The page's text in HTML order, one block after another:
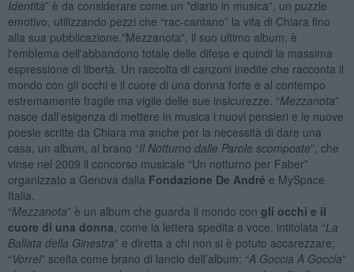
Identità” è da considerare come un "diario in musica”, un puzzle
emotivo, utilizzando pezzi che “rac-cantano” la vita di Chiara fino
alla sua pubblicazione."Mezzanota", il suo ultimo album, è
l'emblema dell'abbandono totale delle difese e quindi la massima
espressione di libertà. Un raccolta di canzoni inedite che racconta il
mondo con gli occhi e il cuore di una donna forte e al contempo
estremamente fragile ma vigile delle sue insicurezze. “Mezzanota”
nasce dall’esigenza di mettere in musica i nuovi pensieri e le nuove
poesie scritte da Chiara ma anche per la necessità di dare una
casa, un album, al brano “Il Notturno dalle Parole scomposte”, che
vinse nel 2009 il concorso musicale “Un notturno per Faber”
organizzato a Genova dalla Fondazione De André e MySpace
Italia.
“Mezzanota” è un album che guarda il mondo con gli occhi e il
cuore di una donna , come la lettera spedita a voce, intitolata “La
Ballata della Ginestra” e diretta a chi non si è potuto accarezzare;
“Vorrei” scelta come brano di lancio dell’album; “A Goccia A Goccia”